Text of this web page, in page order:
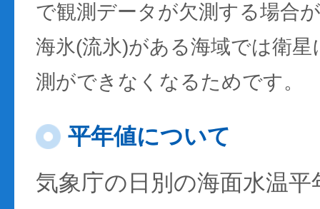
で観測データが欠測する場合
海氷(流氷)がある海域では衛
測ができなくなるためです。
平年値について
気象庁の日別の海面水温